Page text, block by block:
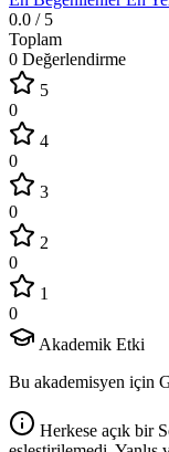
0.0 / 5
Toplam
0 Değerlendirme
5
0
4
0
3
0
2
0
1
0
Akademik Etki
Bu akademisyen için
Herkese açık bir